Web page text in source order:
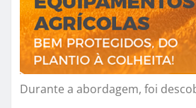
Durante a abordagem, foi